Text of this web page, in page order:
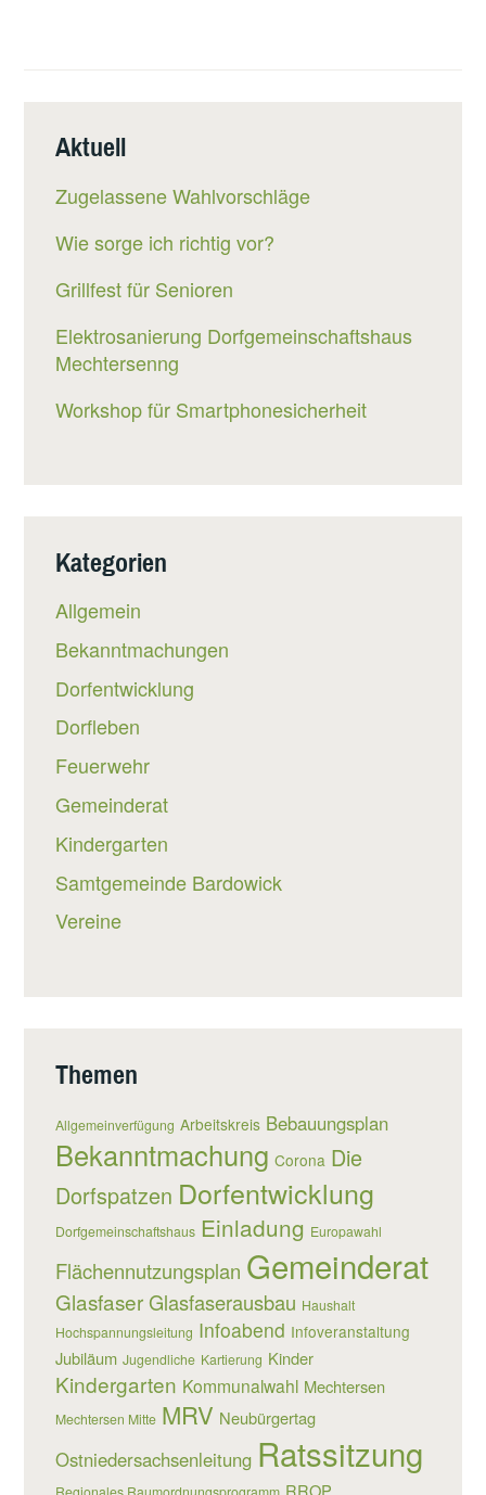
Aktuell
Zugelassene Wahlvorschläge
Wie sorge ich richtig vor?
Grillfest für Senioren
Elektrosanierung Dorfgemeinschaftshaus
Mechtersenng
Workshop für Smartphonesicherheit
Kategorien
Allgemein
Bekanntmachungen
Dorfentwicklung
Dorfleben
Feuerwehr
Gemeinderat
Kindergarten
Samtgemeinde Bardowick
Vereine
Themen
Allgemeinverfügung Arbeitskreis Bebauungsplan
Bekanntmachung Corona Die
Dorfspatzen Dorfentwicklung
Dorfgemeinschaftshaus Einladung Europawahl
Flächennutzungsplan Gemeinderat
Glasfaser Glasfaserausbau Haushalt
Hochspannungsleitung Infoabend Infoveranstaltung
Jubiläum Jugendliche Kartierung Kinder
Kindergarten Kommunalwahl Mechtersen
Mechtersen Mitte MRV Neubürgertag
Ostniedersachsenleitung Ratssitzung
Regionales Raumordnungsprogramm RROP